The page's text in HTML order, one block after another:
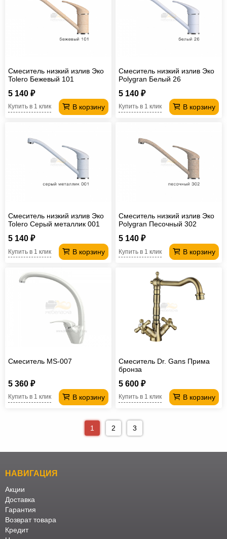
Смеситель низкий излив Эко
Tolero Бежевый 101
5 140 ₽
В корзину
Купить в 1 клик
Смеситель низкий излив Эко
Polygran Белый 26
5 140 ₽
В корзину
Купить в 1 клик
Смеситель низкий излив Эко
Tolero Серый металлик 001
5 140 ₽
В корзину
Купить в 1 клик
Смеситель низкий излив Эко
Polygran Песочный 302
5 140 ₽
В корзину
Купить в 1 клик
Смеситель MS-007
5 360 ₽
В корзину
Купить в 1 клик
Смеситель Dr. Gans Прима
бронза
5 600 ₽
В корзину
Купить в 1 клик
1 2 3
НАВИГАЦИЯ
Акции
Доставка
Гарантия
Возврат товара
Кредит